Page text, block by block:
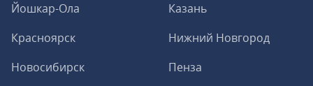
Йошкар-Ола
Казань
Красноярск
Нижний Новгород
Новосибирск
Пенза